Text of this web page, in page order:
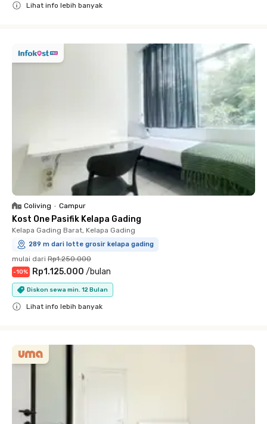
Lihat info lebih banyak
Coliving • Campur
Kost One Pasifik Kelapa Gading
Kelapa Gading Barat, Kelapa Gading
289 m dari lotte grosir kelapa gading
mulai dari Rp1.250.000
-10% Rp1.125.000 /bulan
Diskon sewa min. 12 Bulan
Lihat info lebih banyak